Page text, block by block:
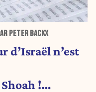
PETER BACKX
d’Israël n’est
!